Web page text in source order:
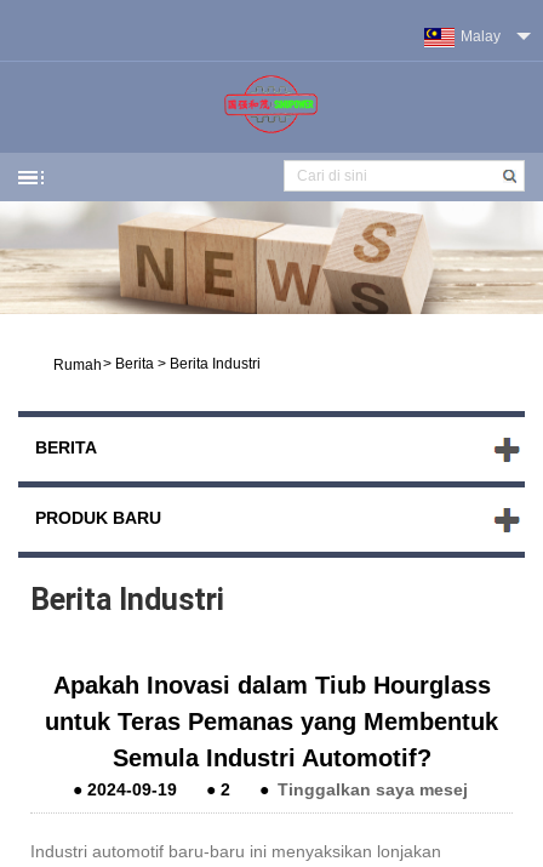
Malay
Rumah> Berita > Berita Industri
BERITA
PRODUK BARU
Berita Industri
Apakah Inovasi dalam Tiub Hourglass
untuk Teras Pemanas yang Membentuk
Semula Industri Automotif?
● 2024-09-19 ● 2 ● Tinggalkan saya mesej
Industri automotif baru-baru ini menyaksikan lonjakan